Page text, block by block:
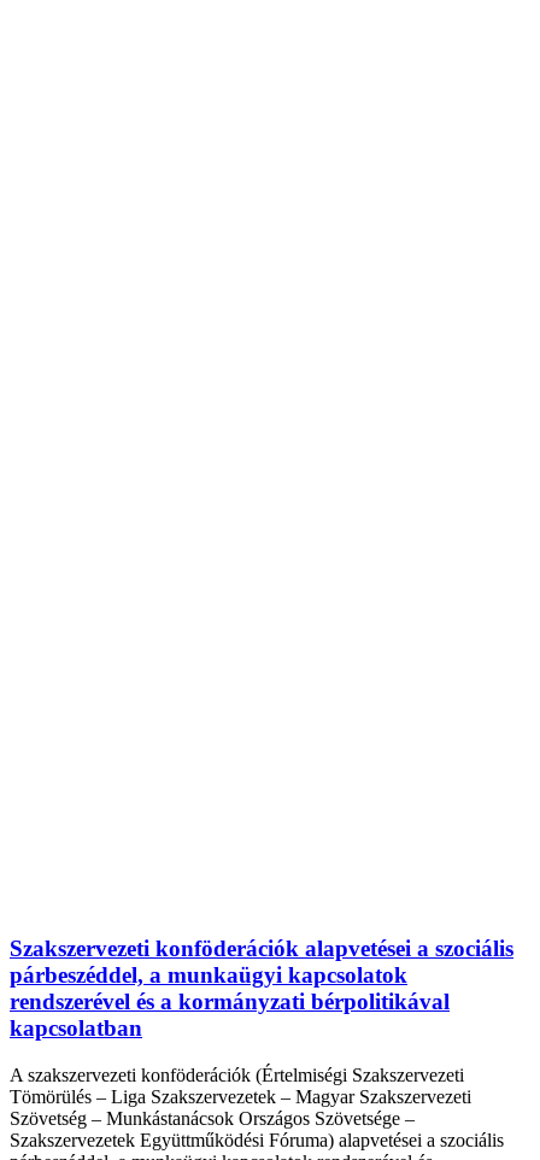
Szakszervezeti konföderációk alapvetései a szociális
párbeszéddel, a munkaügyi kapcsolatok
rendszerével és a kormányzati bérpolitikával
kapcsolatban
A szakszervezeti konföderációk (Értelmiségi Szakszervezeti
Tömörülés – Liga Szakszervezetek – Magyar Szakszervezeti
Szövetség – Munkástanácsok Országos Szövetsége –
Szakszervezetek Együttműködési Fóruma) alapvetései a szociális